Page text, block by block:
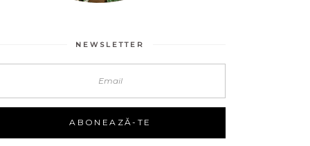
NEWSLETTER